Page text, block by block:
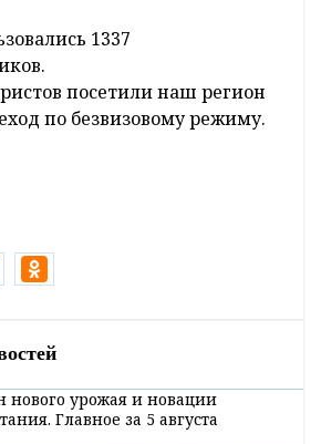
1337
посетили наш регион
по безвизовому режиму.
урожая и новации
Главное за 5 августа